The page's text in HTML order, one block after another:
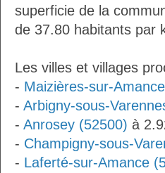
superficie de la
de 37.80 habitants par
Les villes et villages
- Maizières-sur-
- Arbigny-sous-
- Anrosey (52500) à
- Champigny-sous-
- Laferté-sur-Amance